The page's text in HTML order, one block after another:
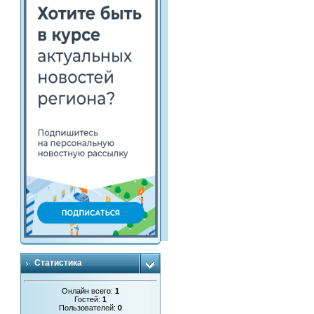
Статистика
Онлайн всего:1
Гостей:1
Пользователей:0